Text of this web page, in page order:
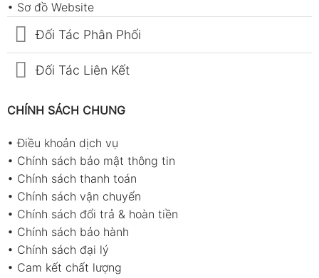
• Sơ đồ Website
Đối Tác Phân Phối
Đối Tác Liên Kết
CHÍNH SÁCH CHUNG
•Điều khoản dịch vụ
• Chính sách bảo mật thông tin
• Chính sách thanh toán
• Chính sách vận chuyển
• Chính sách đổi trả & hoàn tiền
• Chính sách bảo hành
• Chính sách đại lý
• Cam kết chất lượng